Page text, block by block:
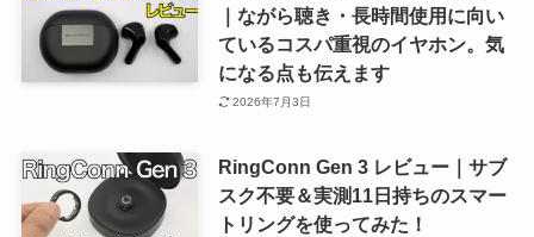
｜ながら聴き・長時間使用に向い
ているコスパ重視のイヤホン。気
になる点も伝えます
2026年7月3日
RingConn Gen 3 レビュー｜サブ
スク不要＆実測11日持ちのスマー
トリングを使ってみた！